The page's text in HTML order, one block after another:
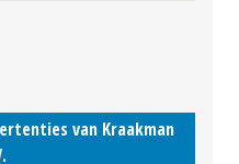
van Kraakman